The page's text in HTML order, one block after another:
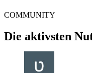
COMMUNITY
Die aktivsten